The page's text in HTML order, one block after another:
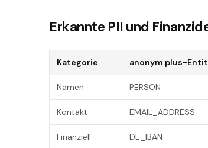
Erkannte PII und
Kategorie anonym.plus-
Namen PERSON
Kontakt EMAIL_ADDRESS
Finanziell DE_IBAN